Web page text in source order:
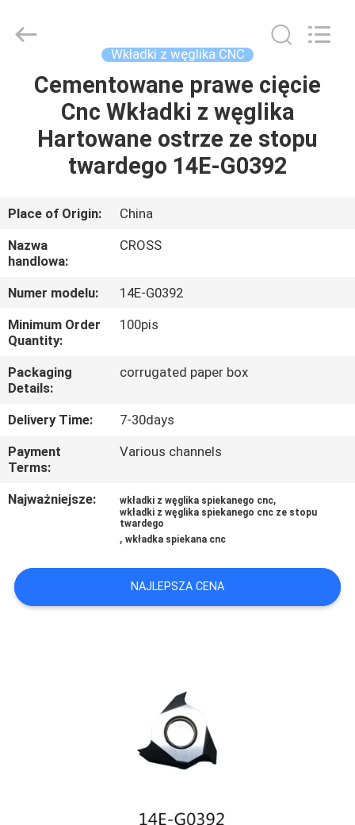
DOM
PRODUKTY
NAS
WYCIECZKA
PO
FABRYCE
KONTROLA
JAKOŚCI
SKONTAKTUJ
SIĘ
Z
AKTUALNOŚCI
Trading
Reserved.
Wkładki z węglika CNC
Cementowane prawe cięcie
Cnc Wkładki z węglika
Hartowane ostrze ze stopu
twardego 14E-G0392
Place of Origin:
China
Nazwa
handlowa:
CROSS
Numer modelu:
14E-G0392
Minimum Order
Quantity:
100pis
Packaging
Details:
corrugated paper box
Delivery Time:
7-30days
Payment
Terms:
Various channels
Najważniejsze: wkładki z węglika spiekanego cnc,
wkładki z węglika spiekanego cnc ze stopu
twardego
,wkładka spiekana cnc
NAJLEPSZA CENA